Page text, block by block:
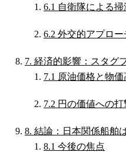
6.1 自衛隊による
6.2 外交的アプロー
7. 経済的影響：スタグ
7.1 原油価格と物価
7.2 円の価値への打
8. 結論：日本関係船舶
8.1 今後の焦点